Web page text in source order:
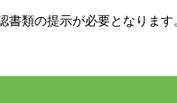
類の提示が必要となります